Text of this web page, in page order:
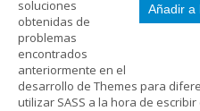
soluciones
obtenidas de
problemas
encontrados
anteriormente en el
desarrollo de Themes para
utilizar SASS a la hora de escribir